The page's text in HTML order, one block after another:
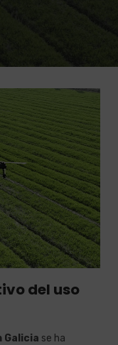
del uso
Galicia se ha